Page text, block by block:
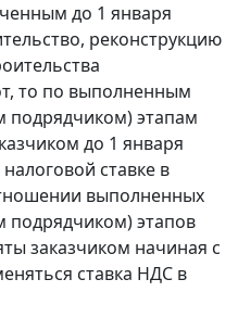
до 1 января
реконструкцию
то по выполненным
подрядчиком) этапам
до 1 января
ставке в
выполненных
подрядчиком) этапов
заказчиком начиная с
ставка НДС в